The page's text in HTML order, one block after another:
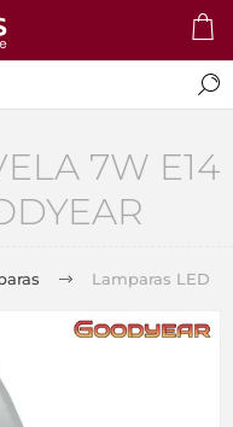
7W E14
Lamparas LED